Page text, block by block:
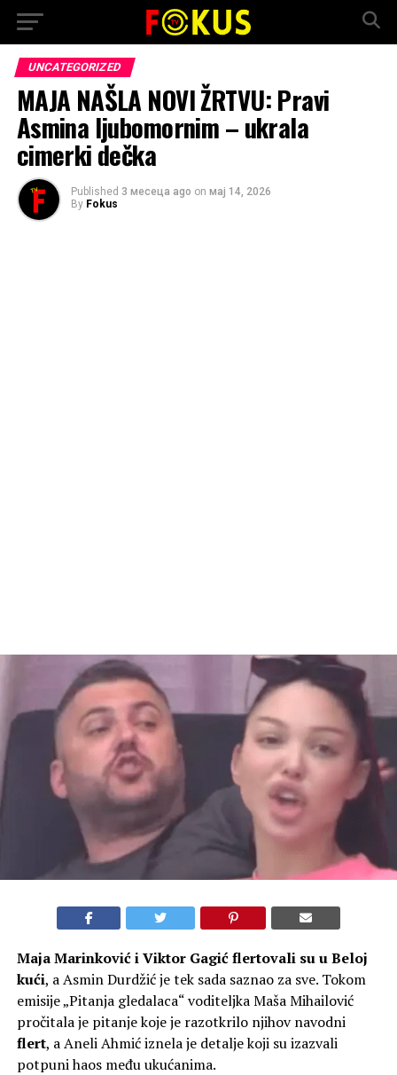
UNCATEGORIZED
MAJA NAŠLA NOVI ŽRTVU: Pravi
Asmina ljubomornim – ukrala
cimerki dečka
Published 3 месеца ago on мај 14, 2026
By Fokus
Maja Marinković i Viktor Gagić flertovali su u Beloj
kući, a Asmin Durdžić je tek sada saznao za sve. Tokom
emisije „Pitanja gledalaca“ voditeljka Maša Mihailović
pročitala je pitanje koje je razotkrilo njihov navodni
flert, a Aneli Ahmić iznela je detalje koji su izazvali
potpuni haos među ukućanima.